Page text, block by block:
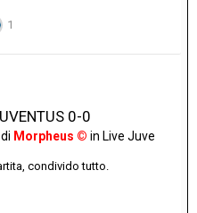
1
0-0
Morpheus © in Live Juve
condivido tutto.